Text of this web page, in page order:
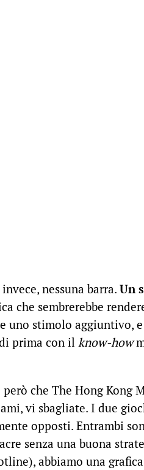
nessuna barra. Un
che sembrerebbe
uno stimolo aggiuntivo,
prima con il know-how
però che The Hong Kong
vi sbagliate. I due
opposti. Entrambi
senza una buona
abbiamo una